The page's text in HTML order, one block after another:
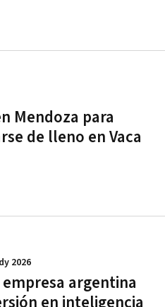
Mendoza para
de lleno en Vaca
argentina
en inteligencia
2026